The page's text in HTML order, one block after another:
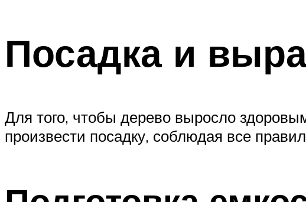
Посадка и
Для того, чтобы дерево выросло
произвести посадку, соблюдая все